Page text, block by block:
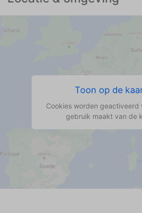
Toon op de
Cookies worden geactiveerd
gebruik maakt van de